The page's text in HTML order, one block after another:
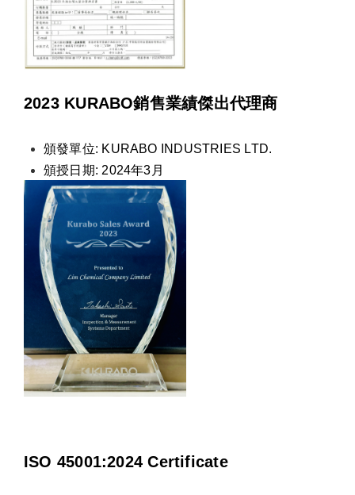
2023 KURABO銷售業績傑出代理商
頒發單位: KURABO INDUSTRIES LTD.
頒授日期: 2024年3月
ISO 45001:2024 Certificate